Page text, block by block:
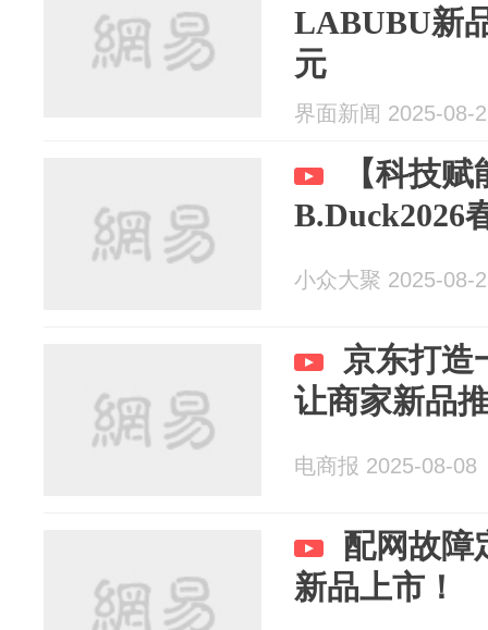
LABUBU新
元
界面新闻 2025-08-
【科技
B.Duck2026
小众大聚 2025-08-
京东打造
让商家新品
电商报 2025-08-08
配网故障
新品上市！